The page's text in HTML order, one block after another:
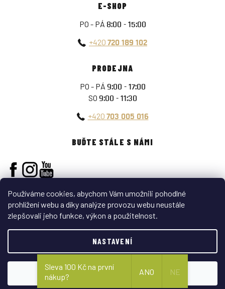
Používáme cookies, abychom Vám umožnili pohodlné
prohlížení webu a díky analýze provozu webu neustále
zlepšovali jeho funkce, výkon a použitelnost.
NASTAVENÍ
SOUHLASÍM
E-SHOP
PO - PÁ 8:00 - 15:00
+420 720 189 102
PRODEJNA
PO - PÁ 9:00 - 17:00
SO 9:00 - 11:30
+420 703 005 016
BUĎTE STÁLE S NÁMI
Copyright 2026ARMY-SURPLUS
Sleva 100 Kč na první
nákup?
ANO NE